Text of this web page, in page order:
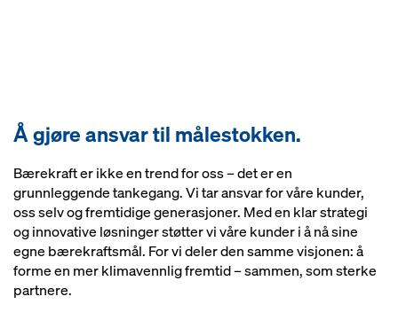
Å gjøre ansvar til målestokken.
Bærekraft er ikke en trend for oss – det er en
grunnleggende tankegang. Vi tar ansvar for våre kunder,
oss selv og fremtidige generasjoner. Med en klar strategi
og innovative løsninger støtter vi våre kunder i å nå sine
egne bærekraftsmål. For vi deler den samme visjonen: å
forme en mer klimavennlig fremtid – sammen, som sterke
partnere.